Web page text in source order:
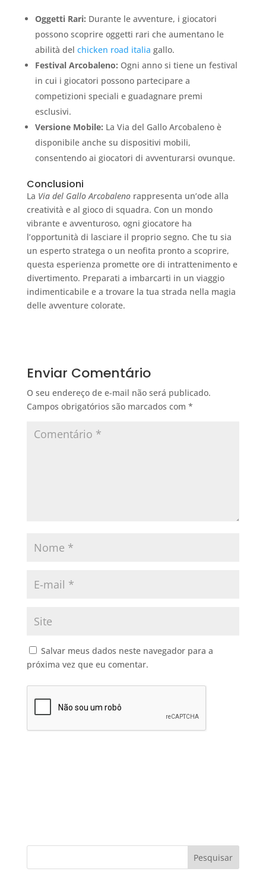
Oggetti Rari: Durante le avventure, i giocatori
possono scoprire oggetti rari che aumentano le
abilità del chicken road italia gallo.
Festival Arcobaleno: Ogni anno si tiene un festival
in cui i giocatori possono partecipare a
competizioni speciali e guadagnare premi
esclusivi.
Versione Mobile: La Via del Gallo Arcobaleno è
disponibile anche su dispositivi mobili,
consentendo ai giocatori di avventurarsi ovunque.
Conclusioni
La Via del Gallo Arcobalenorappresenta un’ode alla
creatività e al gioco di squadra. Con un mondo
vibrante e avventuroso, ogni giocatore ha
l’opportunità di lasciare il proprio segno. Che tu sia
un esperto stratega o un neofita pronto a scoprire,
questa esperienza promette ore di intrattenimento e
divertimento. Preparati a imbarcarti in un viaggio
indimenticabile e a trovare la tua strada nella magia
delle avventure colorate.
Enviar Comentário
O seu endereço de e-mail não será publicado.
Campos obrigatórios são marcados com *
Salvar meus dados neste navegador para a
próxima vez que eu comentar.